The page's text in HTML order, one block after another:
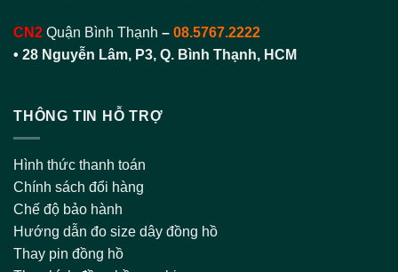
CN2 Quận Bình Thạnh – 08.5767.2222
• 28 Nguyễn Lâm, P3, Q. Bình Thạnh, HCM
THÔNG TIN HỖ TRỢ
Hình thức thanh toán
Chính sách đổi hàng
Chế độ bảo hành
Hướng dẫn đo size dây đồng hồ
Thay pin đồng hồ